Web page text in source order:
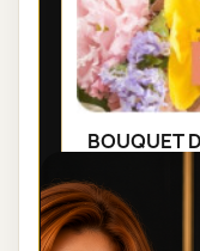
BOUQUET